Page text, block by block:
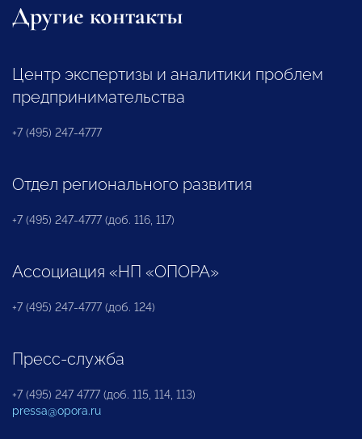
Другие контакты
Центр экспертизы и аналитики проблем
предпринимательства
+7 (495) 247-4777
Отдел регионального развития
+7 (495) 247-4777 (доб. 116, 117)
Ассоциация «НП «ОПОРА»
+7 (495) 247-4777 (доб. 124)
Пресс-служба
+7 (495) 247 4777 (доб. 115, 114, 113)
pressa@opora.ru